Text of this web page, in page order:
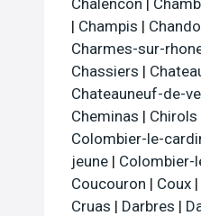
| Champis |
Charmes-sur-
Chassiers |
Chateauneuf-de-
Cheminas | Chirols
Colombier-le-
jeune | Colombier-
Coucouron | Coux |
Cruas | Darbres |